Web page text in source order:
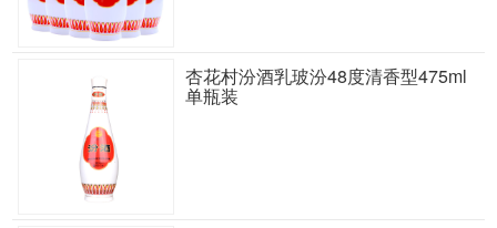
杏花村汾酒乳玻汾48度清香型475ml
单瓶装